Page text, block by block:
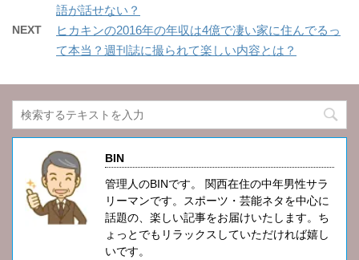
語が話せない？
NEXT
ヒカキンの2016年の年収は4億で凄い家に住んでるっ
て本当？週刊誌に撮られて楽しい内容とは？
BIN
管理人のBINです。 関西在住の中年男性サラ
リーマンです。スポーツ・芸能ネタを中心に
話題の、楽しい記事をお届けいたします。ち
ょっとでもリラックスしていただければ嬉し
いです。